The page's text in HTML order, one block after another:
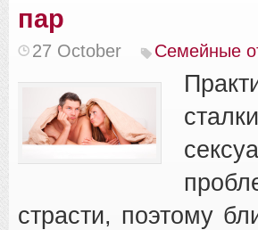
пар
27 October Семейные
страсти, поэтому